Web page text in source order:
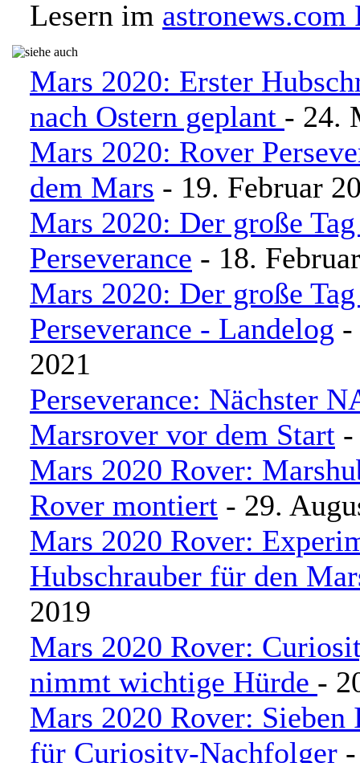
Lesern im astronews.com
Mars 2020: Erster
nach Ostern geplant - 24.
Mars 2020: Rover
dem Mars - 19. Februar
Mars 2020: Der große
Perseverance - 18.
Mars 2020: Der große
Perseverance - Landelog -
2021
Perseverance: Nächster
Marsrover vor dem Start -
Mars 2020 Rover:
Rover montiert - 29.
Mars 2020 Rover:
Hubschrauber für den
2019
Mars 2020 Rover:
nimmt wichtige Hürde -
Mars 2020 Rover: Sieben
für Curiosity-Nachfolger